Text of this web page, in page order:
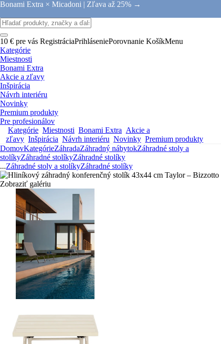
Bonami Extra × Micadoni | Zľava až 25% →
10 € pre vás RegistráciaPrihláseniePorovnanie KošíkMenu
Kategórie
Miestnosti
Bonami Extra
Akcie a zľavy
Inšpirácia
Návrh interiéru
Novinky
Premium produkty
Pre profesionálov
Kategórie Miestnosti Bonami Extra Akcie a
zľavy Inšpirácia Návrh interiéru Novinky Premium produkty
DomovKategórieZáhradaZáhradný nábytokZáhradné stoly a
stolíkyZáhradné stolíkyZáhradné stolíky
...Záhradné stoly a stolíkyZáhradné stolíky
Zobraziť galériu